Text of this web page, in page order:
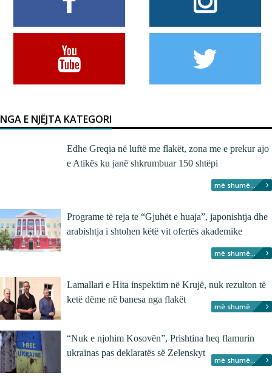
NGA E NJËJTA KATEGORI
Edhe Greqia në luftë me flakët, zona me e prekur ajo
e Atikës ku janë shkrumbuar 150 shtëpi
më shumë...
Programe të reja te “Gjuhët e huaja”, japonishtja dhe
arabishtja i shtohen këtë vit ofertës akademike
më shumë...
Lamallari e Hita inspektim në Krujë, nuk rezulton të
ketë dëme në banesa nga flakët
më shumë...
“Nuk e njohim Kosovën”, Prishtina heq flamurin
ukrainas pas deklaratës së Zelenskyt
më shumë...